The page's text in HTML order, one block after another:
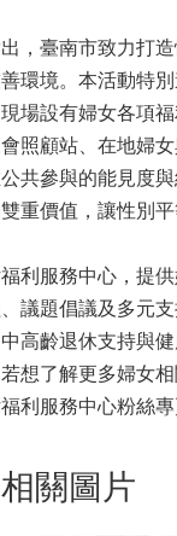
，臺南市致力打
環境。本活動特
場設有婦女各項
照顧站、在地婦
共參與的能見度
重價值，讓性別
利服務中心，提
議題倡議及多元
高齡退休支持與
想了解更多婦女
利服務中心粉絲
相關圖片